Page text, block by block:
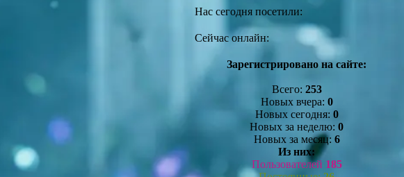
Нас сегодня посетили:
Сейчас онлайн:
Зарегистрировано на сайте:
Всего: 253
Новых вчера: 0
Новых сегодня: 0
Новых за неделю: 0
Новых за месяц: 6
Из них:
Пользователей 185